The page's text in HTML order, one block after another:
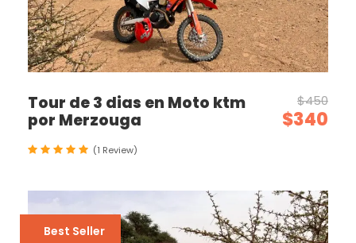
Tour de 3 dias en Moto ktm
por Merzouga
$450
$340
(1 Review)
Best Seller